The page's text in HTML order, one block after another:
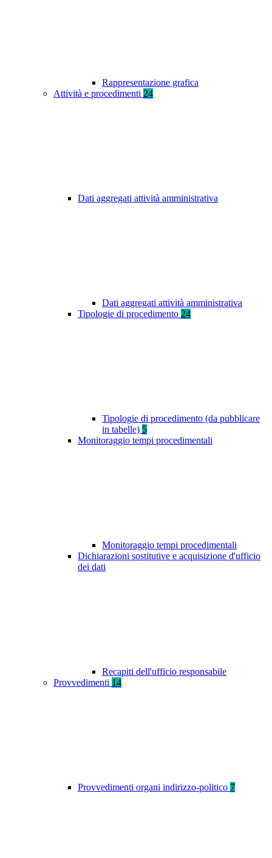
Rappresentazione grafica
Attività e procedimenti 24
Dati aggregati attività amministrativa
Dati aggregati attività amministrativa
Tipologie di procedimento 24
Tipologie di procedimento (da pubblicare
in tabelle) 5
Monitoraggio tempi procedimentali
Monitoraggio tempi procedimentali
Dichiarazioni sostitutive e acquisizione d'ufficio
dei dati
Recapiti dell'ufficio responsabile
Provvedimenti 14
Provvedimenti organi indirizzo-politico 7